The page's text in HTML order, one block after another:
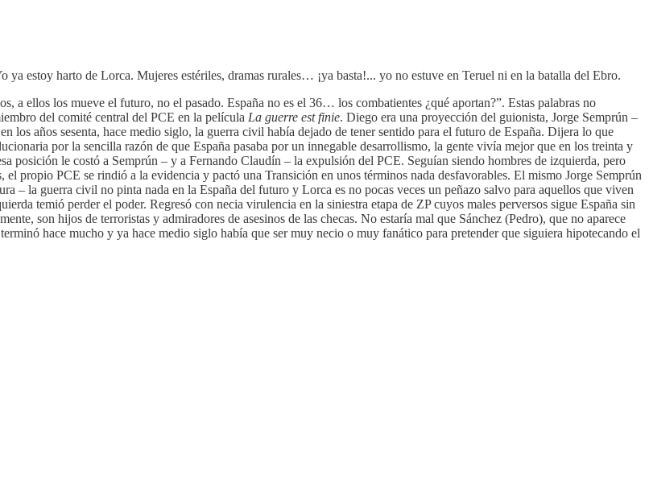
estoy harto de Lorca. Mujeres estériles, dramas rurales… ¡ya basta!... yo no estuve en Teruel ni en la batalla del Ebro.
a ellos los mueve el futuro, no el pasado. España no es el 36… los combatientes ¿qué aportan?”. Estas palabras no
del comité central del PCE en la película La guerre est finie. Diego era una proyección del guionista, Jorge Semprún –
los años sesenta, hace medio siglo, la guerra civil había dejado de tener sentido para el futuro de España. Dijera lo que
por la sencilla razón de que España pasaba por un innegable desarrollismo, la gente vivía mejor que en los treinta y
posición le costó a Semprún – y a Fernando Claudín – la expulsión del PCE. Seguían siendo hombres de izquierda, pero
propio PCE se rindió a la evidencia y pactó una Transición en unos términos nada desfavorables. El mismo Jorge Semprún
– la guerra civil no pinta nada en la España del futuro y Lorca es no pocas veces un peñazo salvo para aquellos que viven
temió perder el poder. Regresó con necia virulencia en la siniestra etapa de ZP cuyos males perversos sigue España sin
son hijos de terroristas y admiradores de asesinos de las checas. No estaría mal que Sánchez (Pedro), que no aparece
hace mucho y ya hace medio siglo había que ser muy necio o muy fanático para pretender que siguiera hipotecando el